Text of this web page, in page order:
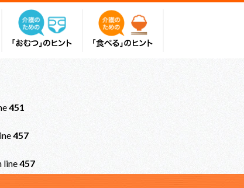
451
457
line457